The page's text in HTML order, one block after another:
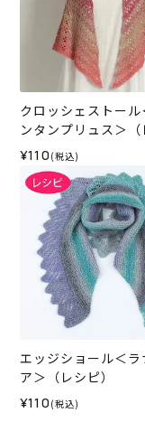
クロッシェストール
ンタンプリュス＞（
ピ）
¥110 (税込)
エッジショール＜ラ
ア＞（レシピ）
¥110 (税込)